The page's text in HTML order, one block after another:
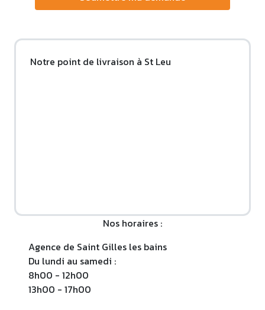
Notre point de livraison à St Leu
Nos horaires :
Agence de Saint Gilles les bains
Du lundi au samedi :
8h00 - 12h00
13h00 - 17h00